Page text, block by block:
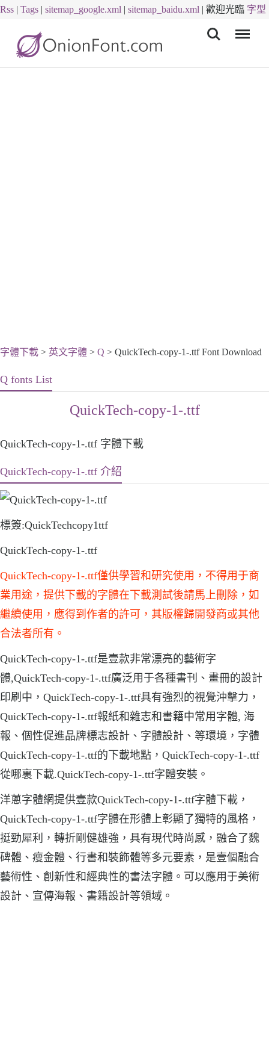
Rss | Tags | sitemap_google.xml | sitemap_baidu.xml | 歡迎光臨 字型
字體下載 > 英文字體 > Q > QuickTech-copy-1-.ttf Font Download
Q fonts List
QuickTech-copy-1-.ttf
QuickTech-copy-1-.ttf 字體下載
QuickTech-copy-1-.ttf 介紹
標簽:QuickTechcopy1ttf
QuickTech-copy-1-.ttf
QuickTech-copy-1-.ttf僅供學習和研究使用，不得用于商
業用途，提供下載的字體在下載測試後請馬上刪除，如
繼續使用，應得到作者的許可，其版權歸開發商或其他
合法者所有。
QuickTech-copy-1-.ttf是壹款非常漂亮的藝術字
體,QuickTech-copy-1-.ttf廣泛用于各種書刊、畫冊的設計
印刷中，QuickTech-copy-1-.ttf具有強烈的視覺沖擊力，
QuickTech-copy-1-.ttf報紙和雜志和書籍中常用字體, 海
報、個性促進品牌標志設計、字體設計、等環境，字體
QuickTech-copy-1-.ttf的下載地點，QuickTech-copy-1-.ttf
從哪裏下載.QuickTech-copy-1-.ttf字體安裝。
洋蔥字體網提供壹款QuickTech-copy-1-.ttf字體下載，
QuickTech-copy-1-.ttf字體在形體上彰顯了獨特的風格，
挺勁犀利，轉折剛健雄強，具有現代時尚感，融合了魏
碑體、瘦金體、行書和裝飾體等多元要素，是壹個融合
藝術性、創新性和經典性的書法字體。可以應用于美術
設計、宣傳海報、書籍設計等領域。